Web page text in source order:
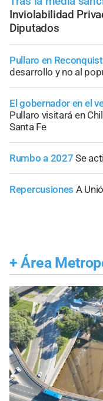
Inviolabilidad
Diputados
Pullaro en
desarrollo y no al
El gobernador en el
Pullaro visitará en
Santa Fe
Rumbo a 2027 Se
Repercusiones A
+ Área